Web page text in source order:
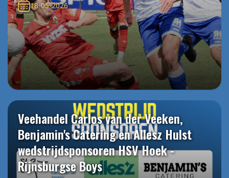
18-05-2026
Veehandel Carlos van der Veeken,
Benjamin's Catering en Allesz Hulst
wedstrijdsponsoren HSV Hoek -
Rijnsburgse Boys